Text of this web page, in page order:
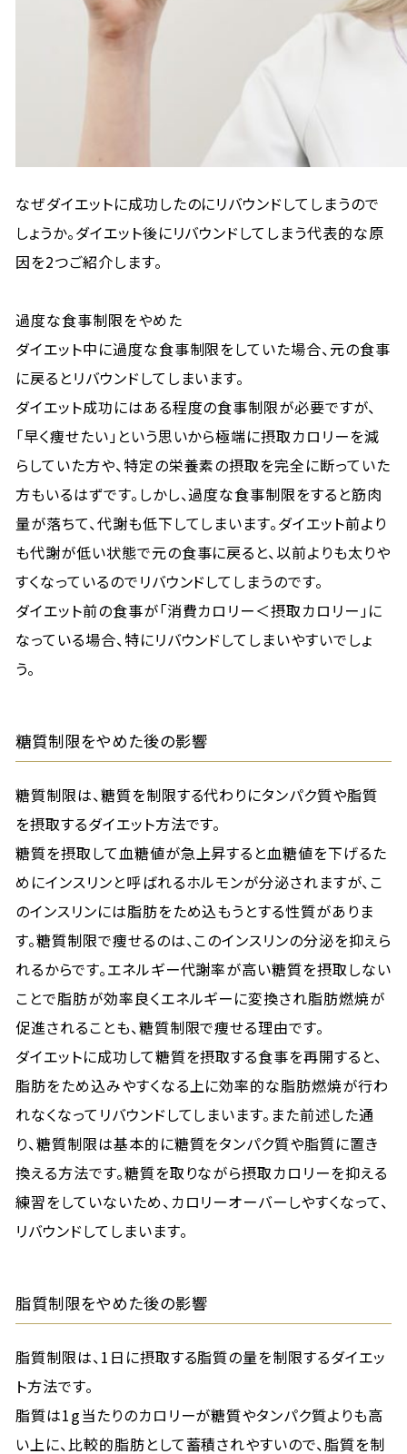
なぜダイエットに成功したのにリバウンドしてしまうので
しょうか。ダイエット後にリバウンドしてしまう代表的な原
因を2つご紹介します。
過度な食事制限をやめた
ダイエット中に過度な食事制限をしていた場合、元の食事
に戻るとリバウンドしてしまいます。
ダイエット成功にはある程度の食事制限が必要ですが、
「早く痩せたい」という思いから極端に摂取カロリーを減
らしていた方や、特定の栄養素の摂取を完全に断っていた
方もいるはずです。しかし、過度な食事制限をすると筋肉
量が落ちて、代謝も低下してしまいます。ダイエット前より
も代謝が低い状態で元の食事に戻ると、以前よりも太りや
すくなっているのでリバウンドしてしまうのです。
ダイエット前の食事が「消費カロリー＜摂取カロリー」に
なっている場合、特にリバウンドしてしまいやすいでしょ
う。
糖質制限をやめた後の影響
糖質制限は、糖質を制限する代わりにタンパク質や脂質
を摂取するダイエット方法です。
糖質を摂取して血糖値が急上昇すると血糖値を下げるた
めにインスリンと呼ばれるホルモンが分泌されますが、こ
のインスリンには脂肪をため込もうとする性質がありま
す。糖質制限で痩せるのは、このインスリンの分泌を抑えら
れるからです。エネルギー代謝率が高い糖質を摂取しない
ことで脂肪が効率良くエネルギーに変換され脂肪燃焼が
促進されることも、糖質制限で痩せる理由です。
ダイエットに成功して糖質を摂取する食事を再開すると、
脂肪をため込みやすくなる上に効率的な脂肪燃焼が行わ
れなくなってリバウンドしてしまいます。また前述した通
り、糖質制限は基本的に糖質をタンパク質や脂質に置き
換える方法です。糖質を取りながら摂取カロリーを抑える
練習をしていないため、カロリーオーバーしやすくなって、
リバウンドしてしまいます。
脂質制限をやめた後の影響
脂質制限は、1日に摂取する脂質の量を制限するダイエッ
ト方法です。
脂質は1g当たりのカロリーが糖質やタンパク質よりも高
い上に、比較的脂肪として蓄積されやすいので、脂質を制